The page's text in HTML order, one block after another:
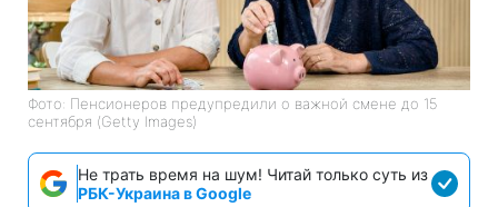
Фото: Пенсионеров предупредили о важной смене до 15
сентября (Getty Images)
Не трать время на шум! Читай только суть из
РБК-Украина в Google